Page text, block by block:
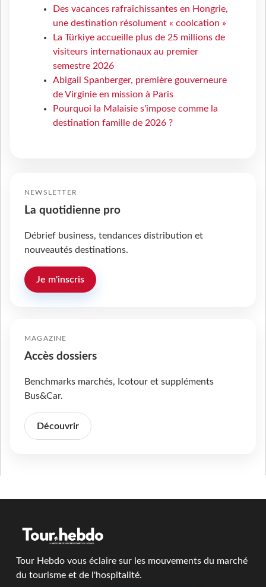
Des vacances rafraîchissantes en Hongrie,
une destination résolument « coolcation »
La Türkiye accueille plus de 25 millions de
visiteurs internationaux au premier
semestre 2026
Abigail Spanberger, première gouverneure
de Virginie en mission à Paris
Pourquoi la Malaisie s'impose comme la
destination famille de 2026 ?
NEWSLETTER
La quotidienne pro
Débrief business, tendances distribution et
nouveautés destinations.
Je m'inscris
MAGAZINE
Accès dossiers
Benchmarks marchés, Icotour et suppléments
Bus&Car.
Découvrir
Tour Hebdo vous éclaire sur les mouvements du marché
du tourisme et de l'hospitalité.